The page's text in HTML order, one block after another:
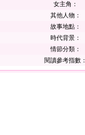
女主角：
其他人物：
故事地點：
時代背景：
情節分類：
閱讀參考指數：